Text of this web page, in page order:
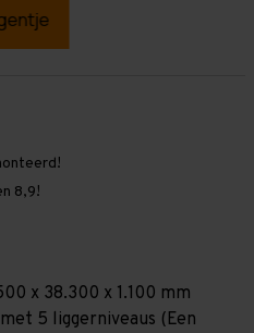
8,9!
x 38.300 x 1.100 mm
5 liggerniveaus (Een